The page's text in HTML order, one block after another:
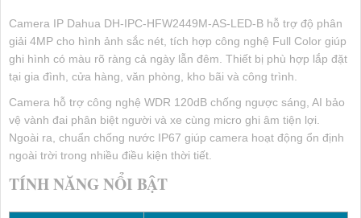
Camera IP Dahua DH-IPC-HFW2449M-AS-LED-B hỗ trợ độ phân
giải 4MP cho hình ảnh sắc nét, tích hợp công nghệ Full Color giúp
ghi hình có màu rõ ràng cả ngày lẫn đêm. Thiết bị phù hợp lắp đặt
tại gia đình, cửa hàng, văn phòng, kho bãi và công trình.
Camera hỗ trợ công nghệ WDR 120dB chống ngược sáng, AI bảo
vệ vành đai phân biệt người và xe cùng micro ghi âm tiện lợi.
Ngoài ra, chuẩn chống nước IP67 giúp camera hoạt động ổn định
ngoài trời trong nhiều điều kiện thời tiết.
TÍNH NĂNG NỔI BẬT